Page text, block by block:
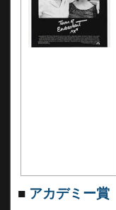
■ アカデミー賞